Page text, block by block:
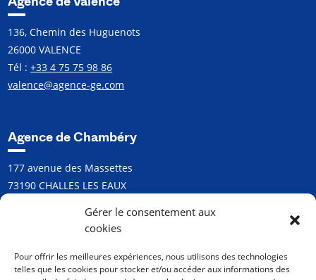
Gérer le consentement aux
cookies
Pour offrir les meilleures expériences, nous utilisons des technologies
telles que les cookies pour stocker et/ou accéder aux informations des
136, Chemin des Huguenots
26000 VALENCE
Tél :+33 4 75 75 98 86
valence@agence-ge.com
Agence de Chambéry
177 avenue des Massettes
73190 CHALLES LES EAUX
chambery@agence-ge.com